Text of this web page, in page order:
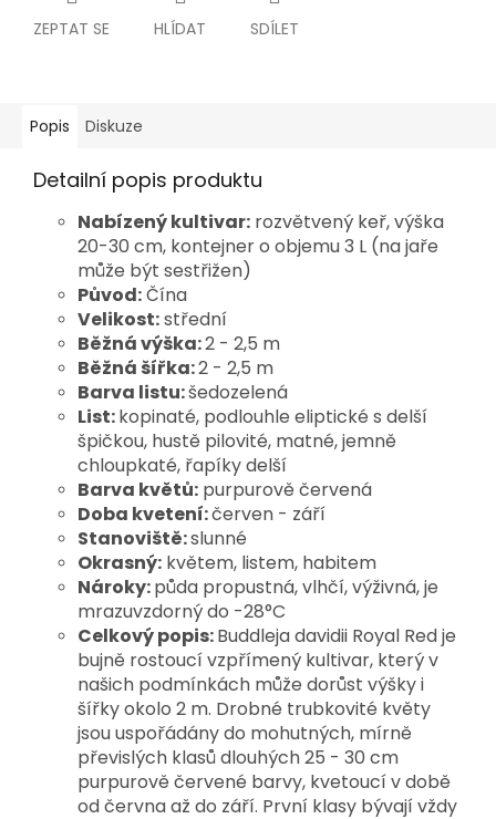
ZEPTAT SE HLÍDAT SDÍLET
Popis Diskuze
Detailní popis produktu
Nabízený kultivar: rozvětvený keř, výška
20-30 cm, kontejner o objemu 3 L (na jaře
může být sestřižen)
Původ:Čína
Velikost:střední
Běžná výška:2 - 2,5 m
Běžná šířka:2 - 2,5 m
Barva listu:šedozelená
List:kopinaté, podlouhle eliptické s delší
špičkou, hustě pilovité, matné, jemně
chloupkaté, řapíky delší
Barva květů: purpurově červená
Doba kvetení:červen - září
Stanoviště:slunné
Okrasný: květem, listem, habitem
Nároky:půda propustná, vlhčí, výživná, je
mrazuvzdorný do -28°C
Celkový popis:Buddleja davidii Royal Red je
bujně rostoucí vzpřímený kultivar, který v
našich podmínkách může dorůst výšky i
šířky okolo 2 m. Drobné trubkovité květy
jsou uspořádány do mohutných, mírně
převislých klasů dlouhých 25 - 30 cm
purpurově červené barvy, kvetoucí v době
od června až do září. První klasy bývají vždy